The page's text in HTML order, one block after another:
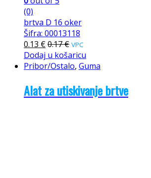
(0)
brtva D 16 oker
Šifra: 00013118
0.13 €0.17€ VPC
Dodaj u košaricu
Pribor/Ostalo, Guma
Alat za utiskivanje brtve